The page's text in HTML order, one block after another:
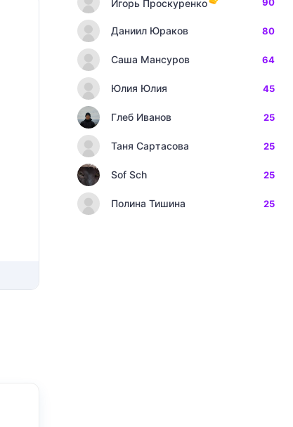
Игорь Проскуренко
Даниил Юраков 80
Саша Мансуров 64
Юлия Юлия 45
Глеб Иванов 25
Таня Сартасова 25
Sof Sch 25
Полина Тишина 25